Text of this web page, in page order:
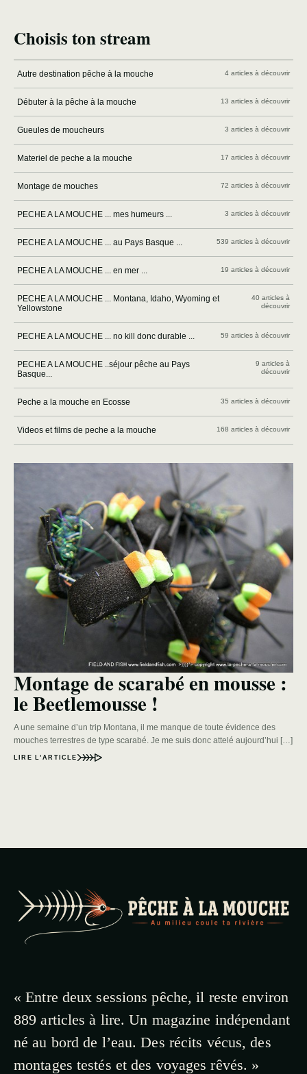
Choisis ton stream
Autre destination pêche à la mouche 4 articles à découvrir
Débuter à la pêche à la mouche 13 articles à découvrir
Gueules de moucheurs 3 articles à découvrir
Materiel de peche a la mouche 17 articles à découvrir
Montage de mouches 72 articles à découvrir
PECHE A LA MOUCHE ... mes humeurs ... 3 articles à découvrir
PECHE A LA MOUCHE ... au Pays Basque ... 539 articles à découvrir
PECHE A LA MOUCHE ... en mer ... 19 articles à découvrir
PECHE A LA MOUCHE ... Montana, Idaho, Wyoming et
Yellowstone
40 articles à
découvrir
PECHE A LA MOUCHE ... no kill donc durable ... 59 articles à découvrir
PECHE A LA MOUCHE ..séjour pêche au Pays
Basque...
9 articles à
découvrir
Peche a la mouche en Ecosse 35 articles à découvrir
Videos et films de peche a la mouche 168 articles à découvrir
Montage de scarabé en mousse :
le Beetlemousse !
A une semaine d’un trip Montana, il me manque de toute évidence des
mouches terrestres de type scarabé. Je me suis donc attelé aujourd’hui […]
LIRE L’ARTICLE
« Entre deux sessions pêche, il reste environ
889 articles à lire. Un magazine indépendant
né au bord de l’eau. Des récits vécus, des
montages testés et des voyages rêvés. »